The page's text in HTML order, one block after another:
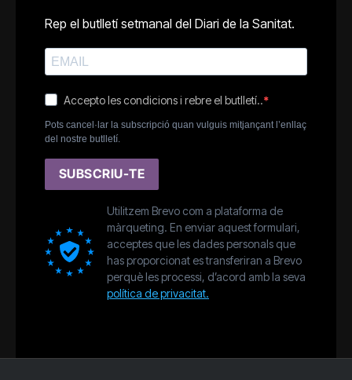
Rep el butlletí setmanal del Diari de la Sanitat.
Accepto les condicions i rebre el butlletí..
Pots cancel·lar la subscripció quan vulguis mitjançant l’enllaç
del nostre butlletí.
SUBSCRIU-TE
Utilitzem Brevo com a plataforma de
màrqueting. En enviar aquest formulari,
acceptes que les dades personals que
has proporcionat es transferiran a Brevo
perquè les processi, d’acord amb la seva
política de privacitat.